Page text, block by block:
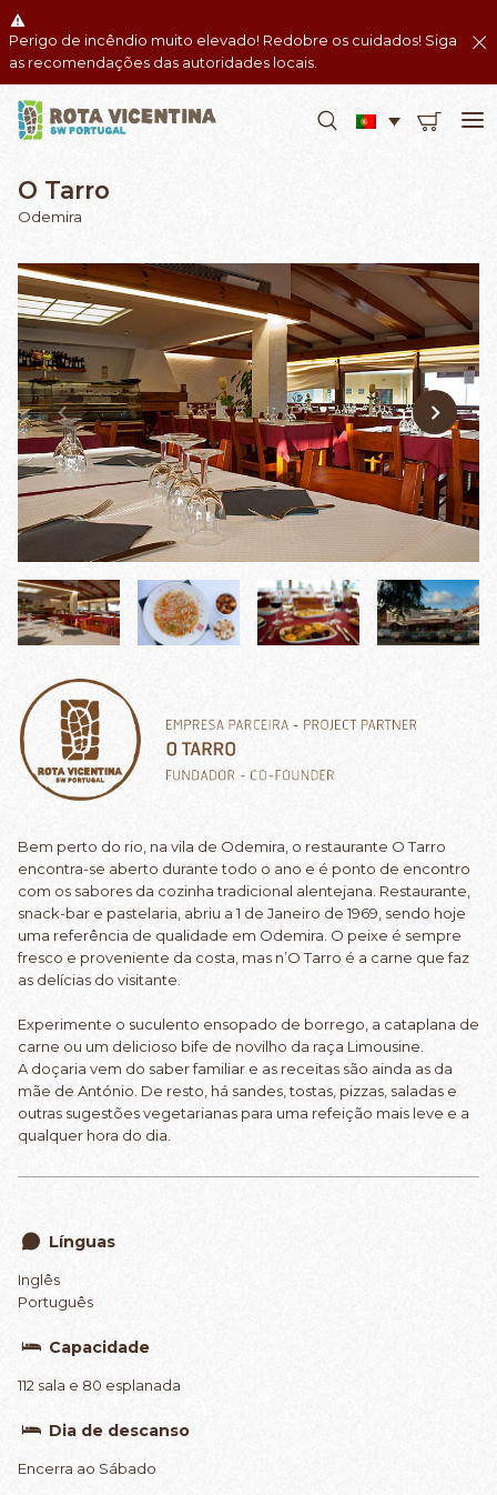
Perigo de incêndio muito elevado! Redobre os cuidados! Siga
as recomendações das autoridades locais.
O Tarro
Odemira
Bem perto do rio, na vila de Odemira, o restaurante O Tarro
encontra-se aberto durante todo o ano e é ponto de encontro
com os sabores da cozinha tradicional alentejana. Restaurante,
snack-bar e pastelaria, abriu a 1 de Janeiro de 1969, sendo hoje
uma referência de qualidade em Odemira. O peixe é sempre
fresco e proveniente da costa, mas n’O Tarro é a carne que faz
as delícias do visitante.
Experimente o suculento ensopado de borrego, a cataplana de
carne ou um delicioso bife de novilho da raça Limousine.
A doçaria vem do saber familiar e as receitas são ainda as da
mãe de António. De resto, há sandes, tostas, pizzas, saladas e
outras sugestões vegetarianas para uma refeição mais leve e a
qualquer hora do dia.
Línguas
Inglês
Português
Capacidade
112 sala e 80 esplanada
Dia de descanso
Encerra ao Sábado